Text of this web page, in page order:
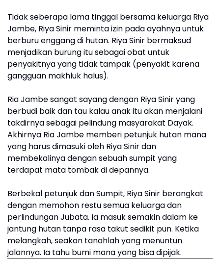
Tidak seberapa lama tinggal bersama keluarga Riya
Jambe, Riya Sinir meminta izin pada ayahnya untuk
berburu enggang di hutan. Riya Sinir bermaksud
menjadikan burung itu sebagai obat untuk
penyakitnya yang tidak tampak (penyakit karena
gangguan makhluk halus).
Ria Jambe sangat sayang dengan Riya Sinir yang
berbudi baik dan tau kalau anak itu akan menjalani
takdirnya sebagai pelindung masyarakat Dayak.
Akhirnya Ria Jambe memberi petunjuk hutan mana
yang harus dimasuki oleh Riya Sinir dan
membekalinya dengan sebuah sumpit yang
terdapat mata tombak di depannya.
Berbekal petunjuk dan Sumpit, Riya Sinir berangkat
dengan memohon restu semua keluarga dan
perlindungan Jubata. Ia masuk semakin dalam ke
jantung hutan tanpa rasa takut sedikit pun. Ketika
melangkah, seakan tanahlah yang menuntun
jalannya. Ia tahu bumi mana yang bisa dipijak.